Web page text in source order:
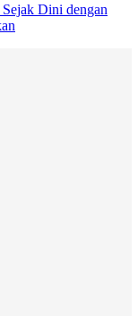
Dini dengan